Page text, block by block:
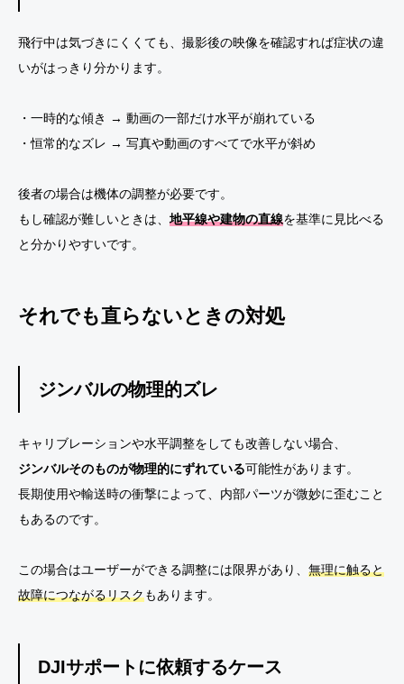
飛行中は気づきにくくても、撮影後の映像を確認すれば症状の違
いがはっきり分かります。
・一時的な傾き → 動画の一部だけ水平が崩れている
・恒常的なズレ → 写真や動画のすべてで水平が斜め
後者の場合は機体の調整が必要です。
もし確認が難しいときは、 地平線や建物の直線を基準に見比べる
と分かりやすいです。
それでも直らないときの対処
ジンバルの物理的ズレ
キャリブレーションや水平調整をしても改善しない場合、
ジンバルそのものが物理的にずれている可能性があります。
長期使用や輸送時の衝撃によって、内部パーツが微妙に歪むこと
もあるのです。
この場合はユーザーができる調整には限界があり、 無理に触ると
故障につながるリスクもあります。
DJIサポートに依頼するケース